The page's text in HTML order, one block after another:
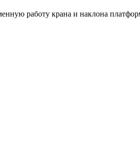
работу крана и наклона